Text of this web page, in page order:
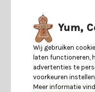
Specificaties
Reviews
Yum,
Wij gebruiken
laten functioneren,
advertenties te
voorkeuren
Meer informatie